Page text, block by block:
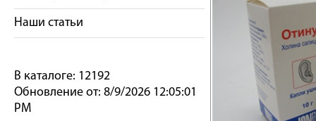
Наши статьи
В каталоге: 12192
Обновление от: 8/9/2026 12:05:01
PM